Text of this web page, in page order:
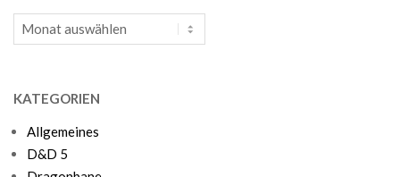
Archiv
KATEGORIEN
Allgemeines
D&D 5